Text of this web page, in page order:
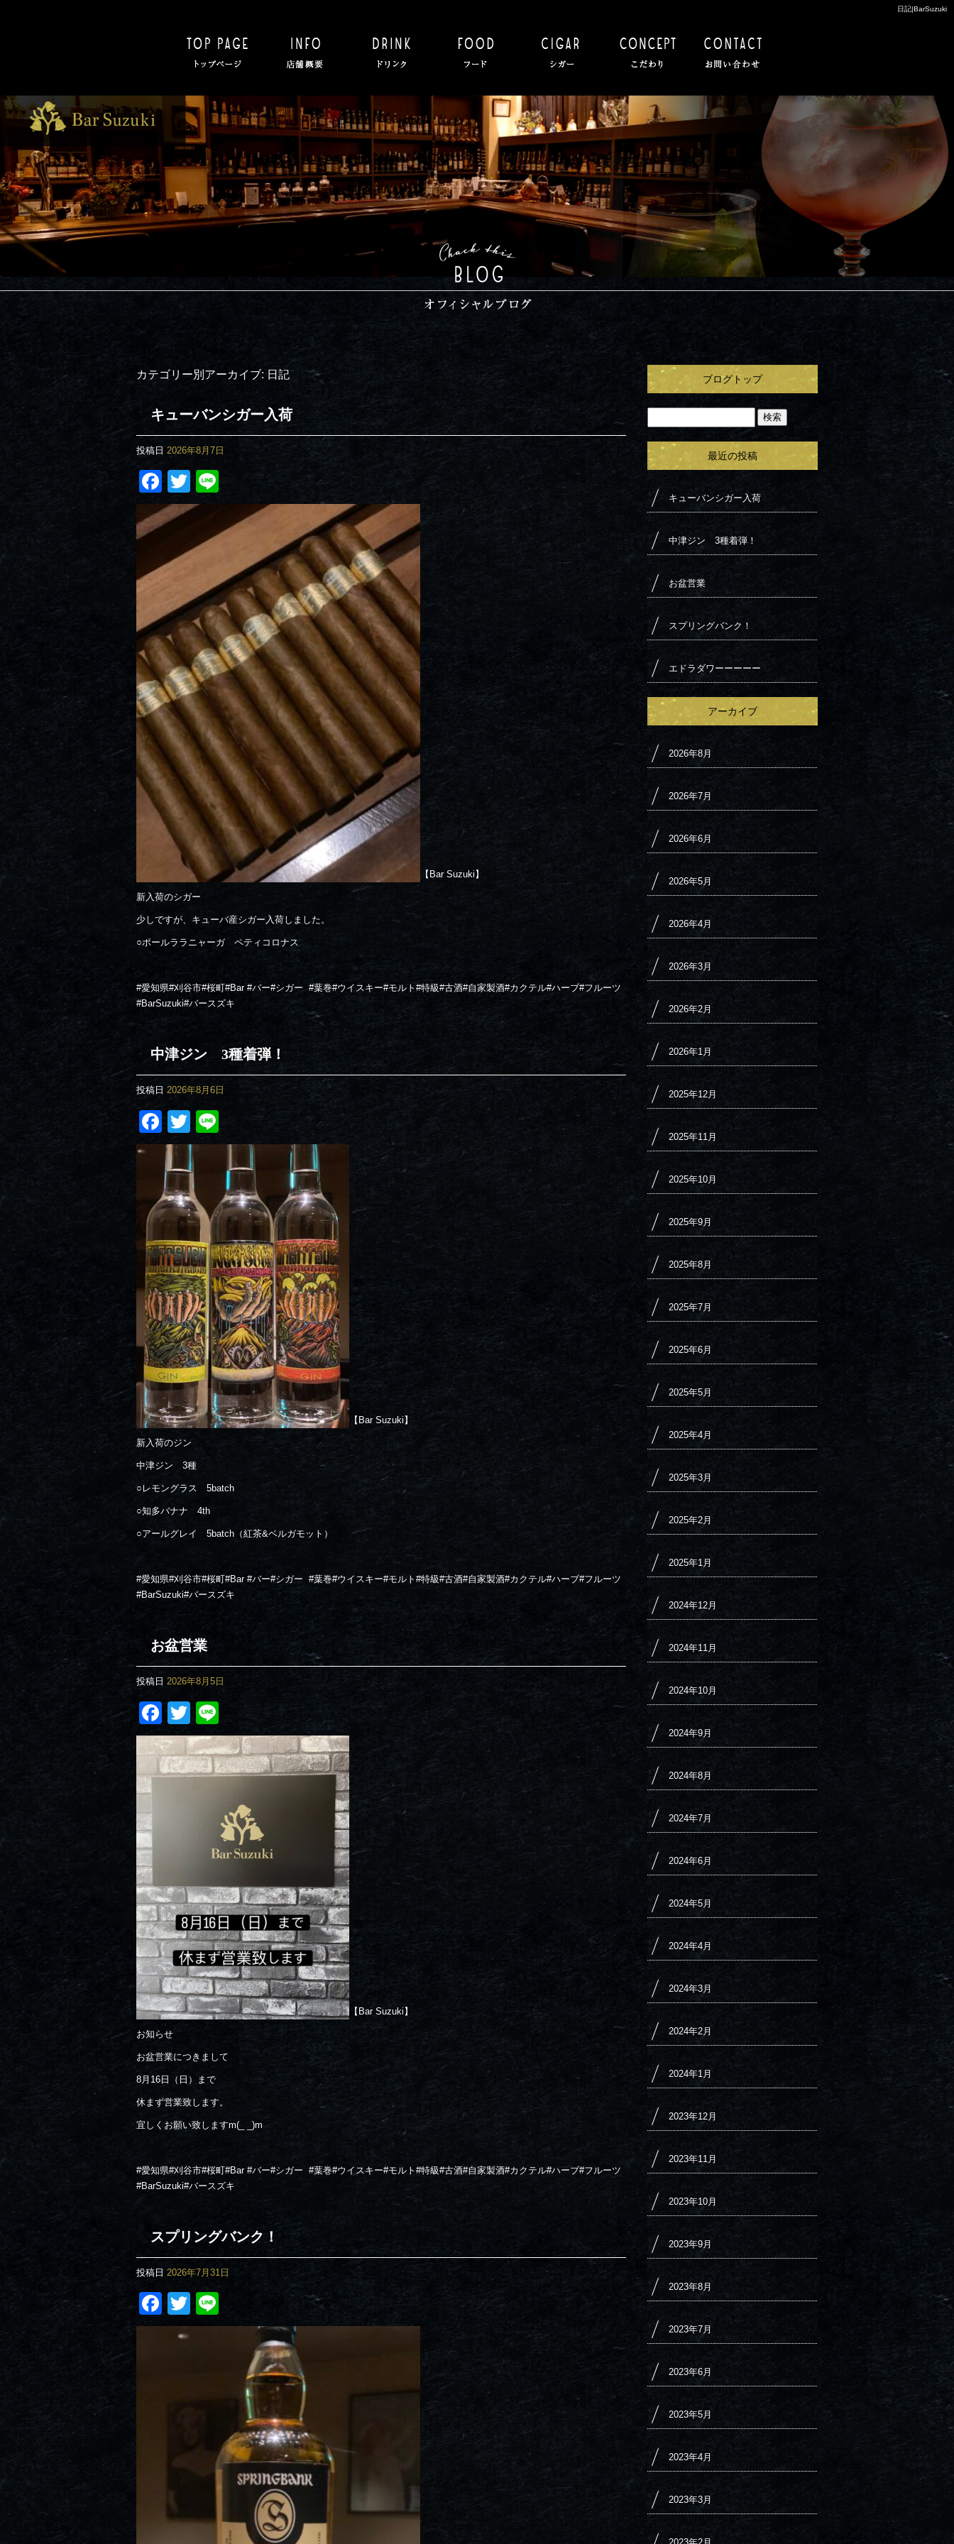
日記|BarSuzuki
カテゴリー別アーカイブ: 日記
キューバンシガー入荷
投稿日 2026年8月7日
Facebook
TwitterLine
【Bar Suzuki】
新入荷のシガー
少しですが、キューバ産シガー入荷しました。
○ポールララニャーガ ペティコロナス
#愛知県#刈谷市#桜町#Bar #バー#シガー #葉巻#ウイスキー#モルト#特級#古酒#自家製酒#カクテル#ハーブ#フルーツ
#BarSuzuki#バースズキ
中津ジン 3種着弾！
投稿日 2026年8月6日
Facebook
TwitterLine
【Bar Suzuki】
新入荷のジン
中津ジン 3種
○レモングラス 5batch
○知多バナナ 4th
○アールグレイ 5batch（紅茶&ベルガモット）
#愛知県#刈谷市#桜町#Bar #バー#シガー #葉巻#ウイスキー#モルト#特級#古酒#自家製酒#カクテル#ハーブ#フルーツ
#BarSuzuki#バースズキ
お盆営業
投稿日 2026年8月5日
Facebook
Twitter
Line
【Bar Suzuki】
お知らせ
お盆営業につきまして
8月16日（日）まで
休まず営業致します。
宜しくお願い致しますm(_ _)m
#愛知県#刈谷市#桜町#Bar #バー#シガー #葉巻#ウイスキー#モルト#特級#古酒#自家製酒#カクテル#ハーブ#フルーツ
#BarSuzuki#バースズキ
スプリングバンク！
投稿日 2026年7月31日
Facebook
Twitter
ブログトップ
最近の投稿
キューバンシガー入荷
中津ジン 3種着弾！
お盆営業
スプリングバンク！
エドラダワーーーーー
アーカイブ
2026年8月
2026年7月
2026年6月
2026年5月
2026年4月
2026年3月
2026年2月
2026年1月
2025年12月
2025年11月
2025年10月
2025年9月
2025年8月
2025年7月
2025年6月
2025年5月
2025年4月
2025年3月
2025年2月
2025年1月
2024年12月
2024年11月
2024年10月
2024年9月
2024年8月
2024年7月
2024年6月
2024年5月
2024年4月
2024年3月
2024年2月
2024年1月
2023年12月
2023年11月
2023年10月
2023年9月
2023年8月
2023年7月
2023年6月
2023年5月
2023年4月
2023年3月